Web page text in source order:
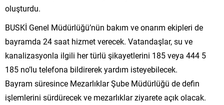
oluşturdu.
BUSKİ Genel Müdürlüğü’nün bakım ve onarım ekipleri de
bayramda 24 saat hizmet verecek. Vatandaşlar, su ve
kanalizasyonla ilgili her türlü şikayetlerini 185 veya 444 5
185 no’lu telefona bildirerek yardım isteyebilecek.
Bayram süresince Mezarlıklar Şube Müdürlüğü de defin
işlemlerini sürdürecek ve mezarlıklar ziyarete açık olacak.